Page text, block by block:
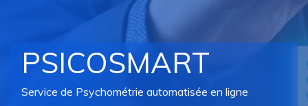
PSICOSMART
Service de Psychométrie automatisée en ligne